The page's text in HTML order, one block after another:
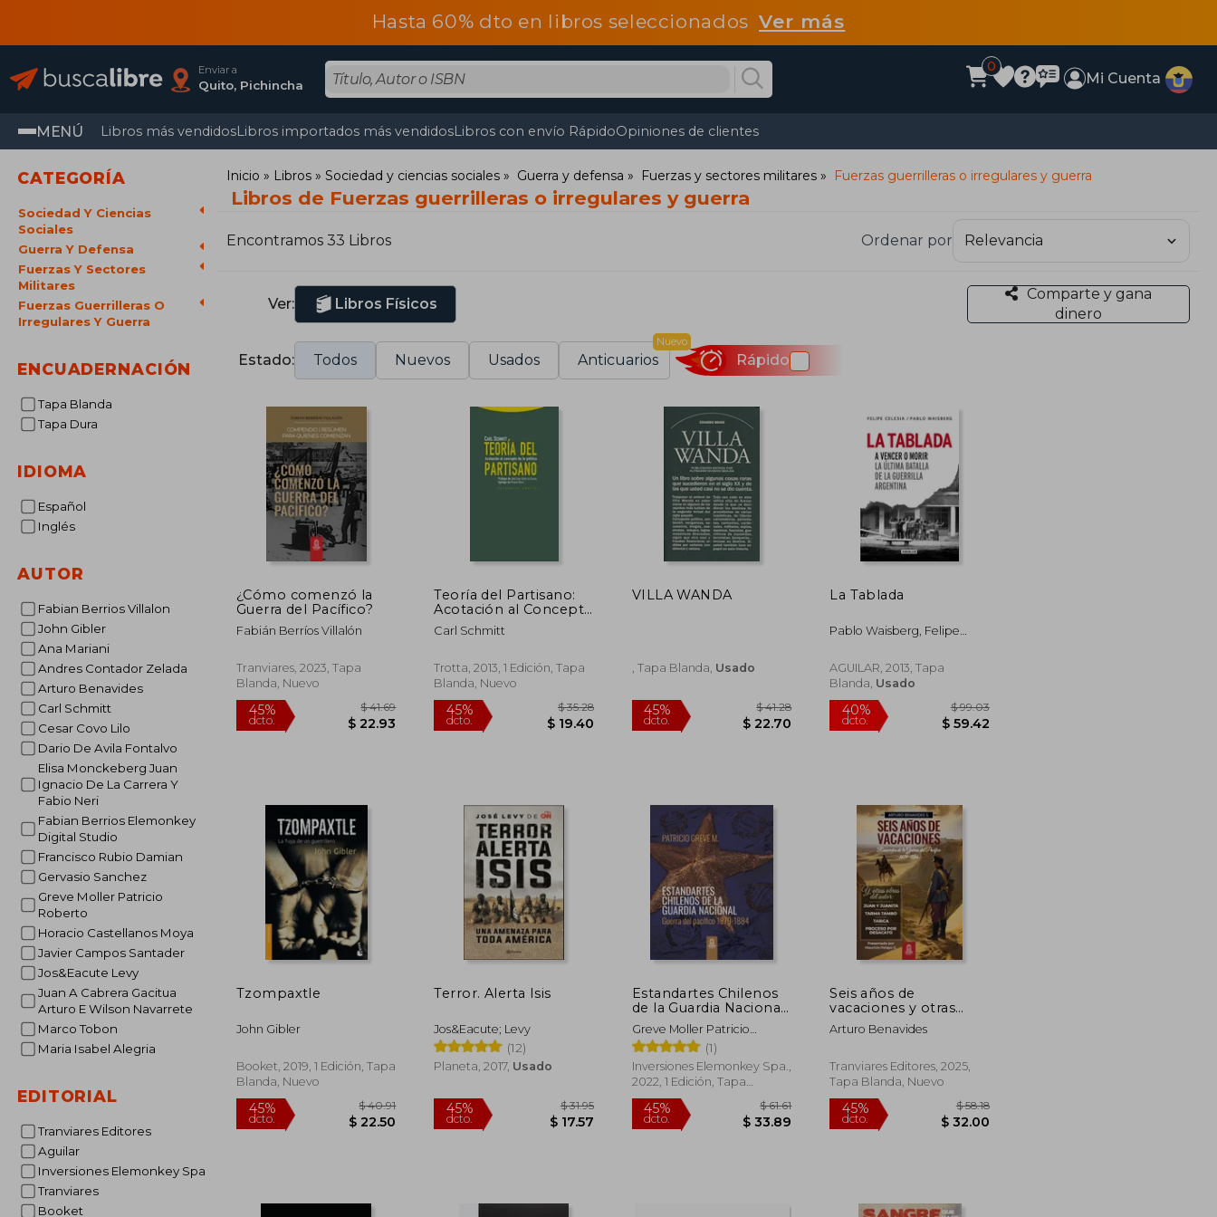
Hasta 60% dto en libros seleccionadosVer más
Enviar a
Quito, Pichincha
0
Mi Cuenta
MENÚ Libros más vendidosLibros importados más vendidosLibros con envío RápidoOpiniones de clientes
CATEGORÍA
Sociedad Y Ciencias
Sociales
Guerra Y Defensa
Fuerzas Y Sectores
Militares
Fuerzas Guerrilleras O
Irregulares Y Guerra
ENCUADERNACIÓN
Tapa Blanda
Tapa Dura
IDIOMA
Español
Inglés
AUTOR
Fabian Berrios Villalon
John Gibler
Ana Mariani
Andres Contador Zelada
Arturo Benavides
Carl Schmitt
Cesar Covo Lilo
Dario De Avila Fontalvo
Elisa Monckeberg Juan
Ignacio De La Carrera Y
Fabio Neri
Fabian Berrios Elemonkey
Digital Studio
Francisco Rubio Damian
Gervasio Sanchez
Greve Moller Patricio
Roberto
Horacio Castellanos Moya
Javier Campos Santader
Jos&Eacute Levy
Juan A Cabrera Gacitua
Arturo E Wilson Navarrete
Marco Tobon
Maria Isabel Alegria
EDITORIAL
Tranviares Editores
Aguilar
Inversiones Elemonkey Spa
Tranviares
Booket
Inicio Libros Sociedad y ciencias sociales Guerra y defensa Fuerzas y sectores militares Fuerzas guerrilleras o irregulares y guerra
Libros de Fuerzas guerrilleras o irregulares y guerra
Encontramos 33 Libros Ordenar por
Ver: Libros Físicos
Comparte y gana
dinero
Estado: Todos Nuevos Usados Anticuarios
Nuevo
Rápido
¿Cómo comenzó la
Guerra del Pacífico?
Fabián Berríos Villalón
Tranviares, 2023, Tapa
Blanda, Nuevo
Teoría del Partisano:
Acotación al Concepto
de lo Político
Carl Schmitt
Trotta, 2013, 1 Edición, Tapa
Blanda, Nuevo
$ 19.40
VILLA WANDA
, Tapa Blanda, Usado
$ 22.70
La Tablada
Pablo Waisberg, Felipe
AGUILAR, 2013, Tapa
Blanda, Usado
Tzompaxtle
John Gibler
Booket, 2019, 1 Edición, Tapa
Blanda, Nuevo
Terror. Alerta Isis
Jos&Eacute; Levy
(12)
Planeta, 2017, Usado
Estandartes Chilenos
de la Guardia Nacional.
Guerra del Pacífico
1879-1884. FULL
COLOR.
Greve Moller Patricio
Roberto
(1)
Inversiones Elemonkey Spa.,
2022, 1 Edición, Tapa
Blanda, Nuevo
Seis años de
vacaciones y otras
obras de Arturo
Benavides
Arturo Benavides
Tranviares Editores, 2025,
Tapa Blanda, Nuevo